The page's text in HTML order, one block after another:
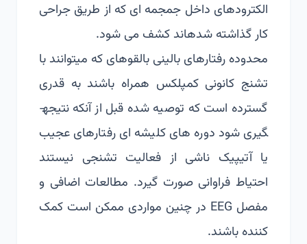
الکترودهای داخل جمجمه ای که از طریق جراحی
کار گذاشته شده­اند کشف می شود.
محدوده رفتارهای بالینی بالقوه­ای که می­توانند با
تشنج کانونی کمپلکس همراه باشند به قدری
گسترده است که توصیه شده قبل از آنکه نتیجه­
گیری شود دوره های کلیشه ای رفتارهای عجیب
یا آتیپیک ناشی از فعالیت تشنجی نیستند
احتیاط فراوانی صورت گیرد. مطالعات اضافی و
مفصل EEG در چنین مواردی ممکن است کمک
کننده باشند.